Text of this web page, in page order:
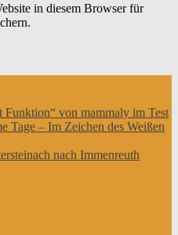
in diesem Browser für
Funktion“ von mammaly im Test
Tage – Im Zeichen des Weißen
nach Immenreuth